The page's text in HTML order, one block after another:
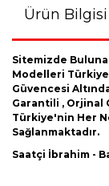
Ürün Bilgisi
Sitemizde
Modelleri
Güvencesi
Garantili , Orjinal
Türkiye'nin Her
Sağlanmaktadır.
Saatçi İbrahim -